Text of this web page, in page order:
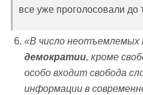
все уже проголосовали до
«В число неотъемлемых
демократии, кроме
особо входит свобода
информации в